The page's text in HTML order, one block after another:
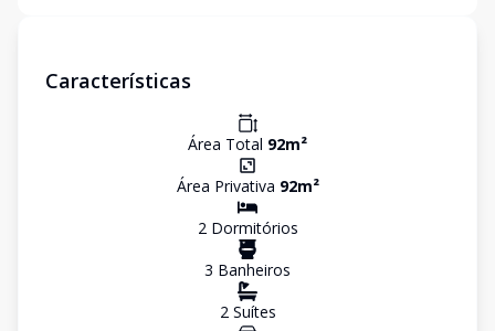
Características
Área Total 92m²
Área Privativa 92m²
2Dormitórios
3 Banheiros
2Suítes